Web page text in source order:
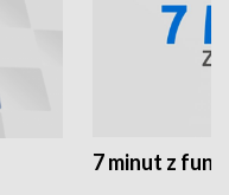
7 minut z